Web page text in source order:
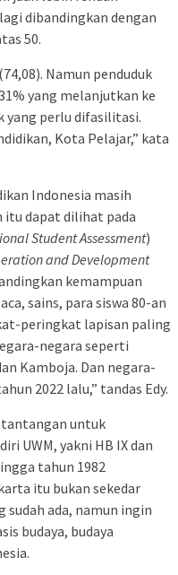
dibandingkan dengan
50.
Namun penduduk
yang melanjutkan ke
yang perlu difasilitasi.
Kota Pelajar,” kata
Indonesia masih
itu dapat dilihat pada
Student Assessment)
and Development
kemampuan
sains, para siswa 80-an
peringkat lapisan paling
negara seperti
Kamboja. Dan negara-
2022 lalu,” tandas Edy.
tantangan untuk
UWM, yakni HB IX dan
tahun 1982
itu bukan sekedar
sudah ada, namun ingin
budaya, budaya